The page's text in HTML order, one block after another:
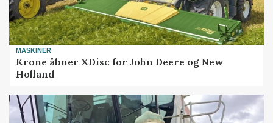
MASKINER
Krone åbner XDisc for John Deere og New
Holland